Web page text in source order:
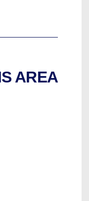
AREA